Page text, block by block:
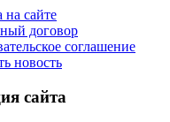
на сайте
договор
соглашение
новость
сайта